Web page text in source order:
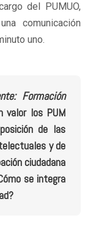
del PUMUO,
comunicación
uno.
Formación
valor los PUM
de las
y de
ciudadana
se integra